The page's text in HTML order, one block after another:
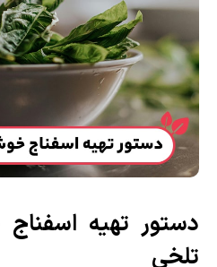
دستور تهیه
تلخی